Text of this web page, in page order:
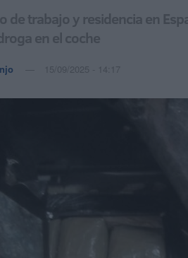
de trabajo y residencia en
en el coche
15/09/2025 - 14:17